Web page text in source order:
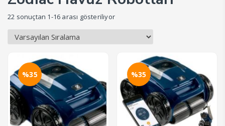
22 sonuçtan 1-16 arası gösteriliyor
%35 %35